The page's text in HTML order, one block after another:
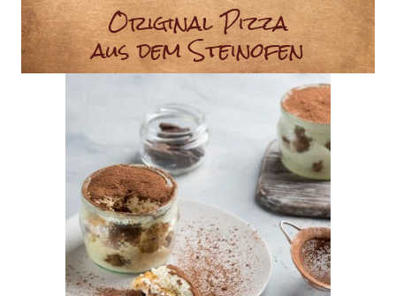
Original Pizza
aus dem Steinofen